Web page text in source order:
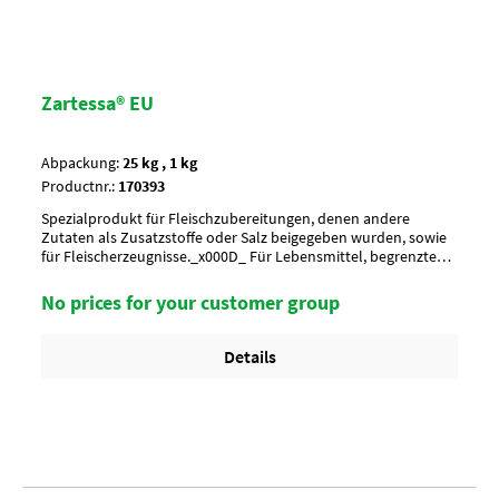
Zartessa® EU
Abpackung:
25 kg , 1 kg
Productnr.: 170393
Spezialprodukt für Fleischzubereitungen, denen andere
Zutaten als Zusatzstoffe oder Salz beigegeben wurden, sowie
für Fleischerzeugnisse._x000D_ Für Lebensmittel, begrenzte
kgUmverpackungPalette à 20 Sack
No prices for your customer group
Details